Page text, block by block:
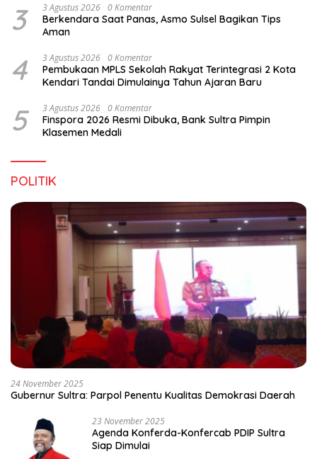
3 3 Agustus 2026 0 Komentar
Berkendara Saat Panas, Asmo Sulsel Bagikan Tips
Aman
4 3 Agustus 2026 0 Komentar
Pembukaan MPLS Sekolah Rakyat Terintegrasi 2 Kota
Kendari Tandai Dimulainya Tahun Ajaran Baru
5 3 Agustus 2026 0 Komentar
Finspora 2026 Resmi Dibuka, Bank Sultra Pimpin
Klasemen Medali
POLITIK
24 November 2025
Gubernur Sultra: Parpol Penentu Kualitas Demokrasi Daerah
23 November 2025
Agenda Konferda-Konfercab PDIP Sultra
Siap Dimulai